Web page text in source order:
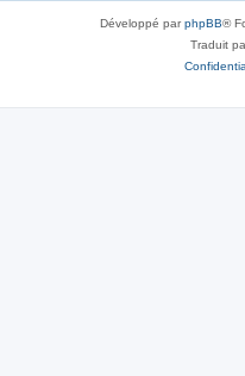
Développé parphpBB®
Traduit